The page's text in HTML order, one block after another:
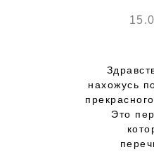
нахожусь
Это